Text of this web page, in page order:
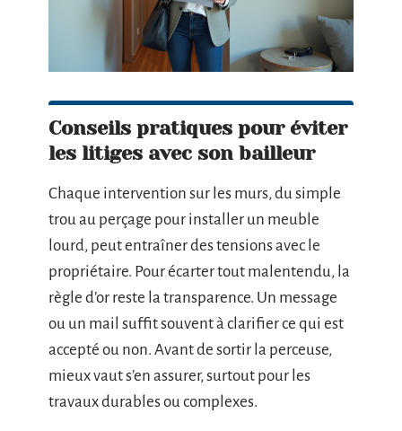
Conseils pratiques pour éviter
les litiges avec son bailleur
Chaque intervention sur les murs, du simple
trou au perçage pour installer un meuble
lourd, peut entraîner des tensions avec le
propriétaire. Pour écarter tout malentendu, la
règle d’or reste la transparence. Un message
ou un mail suffit souvent à clarifier ce qui est
accepté ou non. Avant de sortir la perceuse,
mieux vaut s’en assurer, surtout pour les
travaux durables ou complexes.